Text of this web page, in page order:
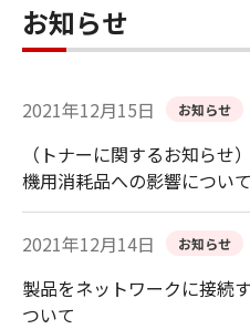
お知らせ
2021年12月15日 お知らせ
（トナーに関するお知ら
機用消耗品への影響について
2021年12月14日 お知らせ
製品をネットワークに接続
ついて